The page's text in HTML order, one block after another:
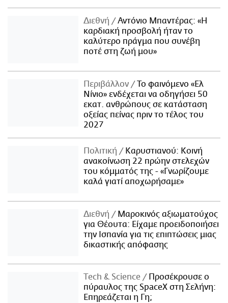
Διεθνή
Αντόνιο Μπαντέρας: «Η
καρδιακή προσβολή ήταν το
καλύτερο πράγμα που συνέβη
ποτέ στη ζωή μου»
Περιβάλλον
Το φαινόμενο «Ελ
Νίνιο» ενδέχεται να οδηγήσει 50
εκατ. ανθρώπους σε κατάσταση
οξείας πείνας πριν το τέλος του
2027
Πολιτική
Καρυστιανού: Κοινή
ανακοίνωση 22 πρώην στελεχών
του κόμματός της - «Γνωρίζουμε
καλά γιατί αποχωρήσαμε»
Διεθνή
Μαροκινός αξιωματούχος
για Θέουτα: Είχαμε προειδοποιήσει
την Ισπανία για τις επιπτώσεις μιας
δικαστικής απόφασης
Τech & Science
Προσέκρουσε ο
πύραυλος της SpaceX στη Σελήνη:
Επηρεάζεται η Γη;